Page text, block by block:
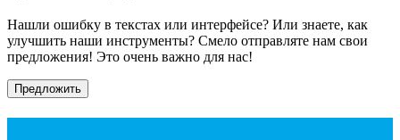
Нашли ошибку в текстах или интерфейсе? Или знаете, как
улучшить наши инструменты? Смело отправляте нам свои
предложения! Это очень важно для нас!
Предложить